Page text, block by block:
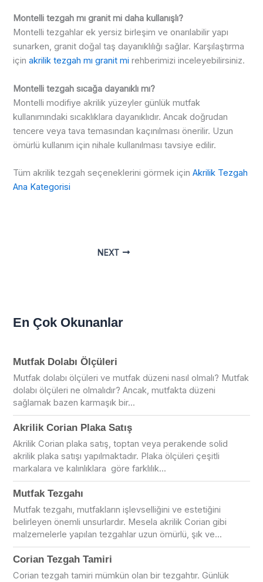
Montelli tezgah mı granit mi daha kullanışlı?
Montelli tezgahlar ek yersiz birleşim ve onarılabilir yapı
sunarken, granit doğal taş dayanıklılığı sağlar. Karşılaştırma
içinakrilik tezgah mı granit mi rehberimizi inceleyebilirsiniz.
Montelli tezgah sıcağa dayanıklı mı?
Montelli modifiye akrilik yüzeyler günlük mutfak
kullanımındaki sıcaklıklara dayanıklıdır. Ancak doğrudan
tencere veya tava temasından kaçınılması önerilir. Uzun
ömürlü kullanım için nihale kullanılması tavsiye edilir.
Tüm akrilik tezgah seçeneklerini görmek içinAkrilik Tezgah
Ana Kategorisi
NEXT
En Çok Okunanlar
Mutfak Dolabı Ölçüleri
Mutfak dolabı ölçüleri ve mutfak düzeni nasıl olmalı? Mutfak
dolabı ölçüleri ne olmalıdır? Ancak, mutfakta düzeni
sağlamak bazen karmaşık bir...
Akrilik Corian Plaka Satış
Akrilik Corian plaka satış, toptan veya perakende solid
akrilik plaka satışı yapılmaktadır. Plaka ölçüleri çeşitli
markalara ve kalınlıklara göre farklılık...
Mutfak Tezgahı
Mutfak tezgahı, mutfakların işlevselliğini ve estetiğini
belirleyen önemli unsurlardır. Mesela akrilik Corian gibi
malzemelerle yapılan tezgahlar uzun ömürlü, şık ve...
Corian Tezgah Tamiri
Corian tezgah tamiri mümkün olan bir tezgahtır. Günlük